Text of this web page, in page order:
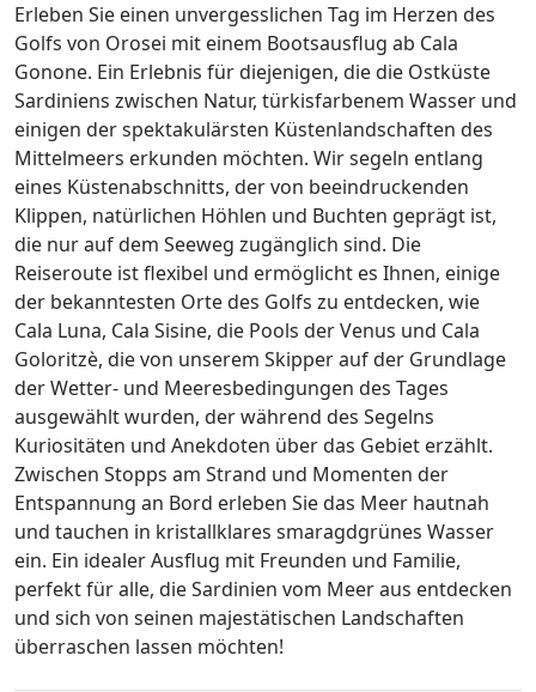
Erleben Sie einen unvergesslichen Tag im Herzen des
Golfs von Orosei mit einem Bootsausflug ab Cala
Gonone. Ein Erlebnis für diejenigen, die die Ostküste
Sardiniens zwischen Natur, türkisfarbenem Wasser und
einigen der spektakulärsten Küstenlandschaften des
Mittelmeers erkunden möchten. Wir segeln entlang
eines Küstenabschnitts, der von beeindruckenden
Klippen, natürlichen Höhlen und Buchten geprägt ist,
die nur auf dem Seeweg zugänglich sind. Die
Reiseroute ist flexibel und ermöglicht es Ihnen, einige
der bekanntesten Orte des Golfs zu entdecken, wie
Cala Luna, Cala Sisine, die Pools der Venus und Cala
Goloritzè, die von unserem Skipper auf der Grundlage
der Wetter- und Meeresbedingungen des Tages
ausgewählt wurden, der während des Segelns
Kuriositäten und Anekdoten über das Gebiet erzählt.
Zwischen Stopps am Strand und Momenten der
Entspannung an Bord erleben Sie das Meer hautnah
und tauchen in kristallklares smaragdgrünes Wasser
ein. Ein idealer Ausflug mit Freunden und Familie,
perfekt für alle, die Sardinien vom Meer aus entdecken
und sich von seinen majestätischen Landschaften
überraschen lassen möchten!